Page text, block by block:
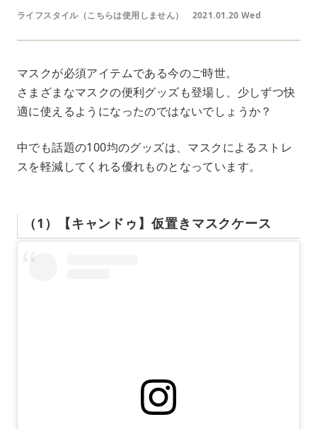
ライフスタイル（こちらは使用しません） 2021.01.20 Wed
マスクが必須アイテムである今のご時世。
さまざまなマスクの便利グッズも登場し、少しずつ快
適に使えるようになったのではないでしょうか？
中でも話題の100均のグッズは、マスクによるストレ
スを軽減してくれる優れものとなっています。
（1）【キャンドゥ】仮置きマスクケース